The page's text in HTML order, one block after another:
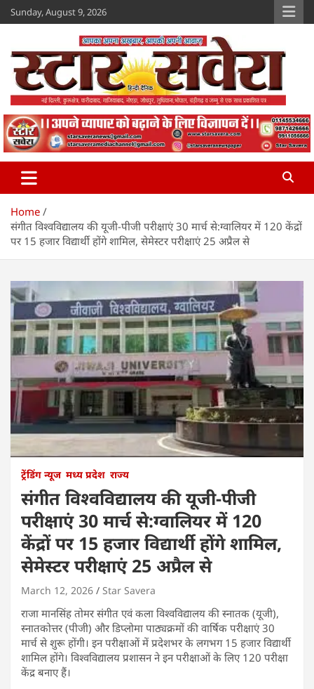
Skip
to
Sunday, August 9, 2026
Star Savera
www.starsavera.com
Home
संगीत विश्वविद्यालय की यूजी-पीजी परीक्षाएं 30 मार्च से:ग्वालियर में 120 केंद्रों
पर 15 हजार विद्यार्थी होंगे शामिल, सेमेस्टर परीक्षाएं 25 अप्रैल से
ट्रेंडिंग न्यूज मध्य प्रदेश राज्य
संगीत विश्वविद्यालय की यूजी-पीजी
परीक्षाएं 30 मार्च से:ग्वालियर में 120
केंद्रों पर 15 हजार विद्यार्थी होंगे शामिल,
सेमेस्टर परीक्षाएं 25 अप्रैल से
March 12, 2026 Star Savera
राजा मानसिंह तोमर संगीत एवं कला विश्वविद्यालय की स्नातक (यूजी),
स्नातकोत्तर (पीजी) और डिप्लोमा पाठ्यक्रमों की वार्षिक परीक्षाएं 30
मार्च से शुरू होंगी। इन परीक्षाओं में प्रदेशभर के लगभग 15 हजार विद्यार्थी
शामिल होंगे। विश्वविद्यालय प्रशासन ने इन परीक्षाओं के लिए 120 परीक्षा
केंद्र बनाए हैं।